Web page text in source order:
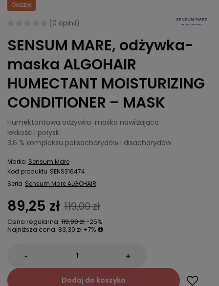
Okazja
(0 opinii)
SENSUM MARE, odżywka-
maska ALGOHAIR
HUMECTANT MOISTURIZING
CONDITIONER – MASK
Humektantowa odżywka-maska nawilżająca
lekkość i połysk
3,6 % kompleksu polisacharydów i disacharydów
Marka Sensum Mare
Kod produktu SENS316474
Seria Sensum Mare ALGOHAIR
89,25 zł 119,00 zł
Cena regularna: 119,00 zł-25%
Najniższa cena: 83,30 zł +7%
- +
Dodaj do koszyka